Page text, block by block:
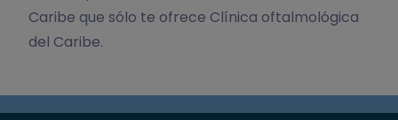
Caribe que sólo te ofrece Clínica oftalmológica
del Caribe.